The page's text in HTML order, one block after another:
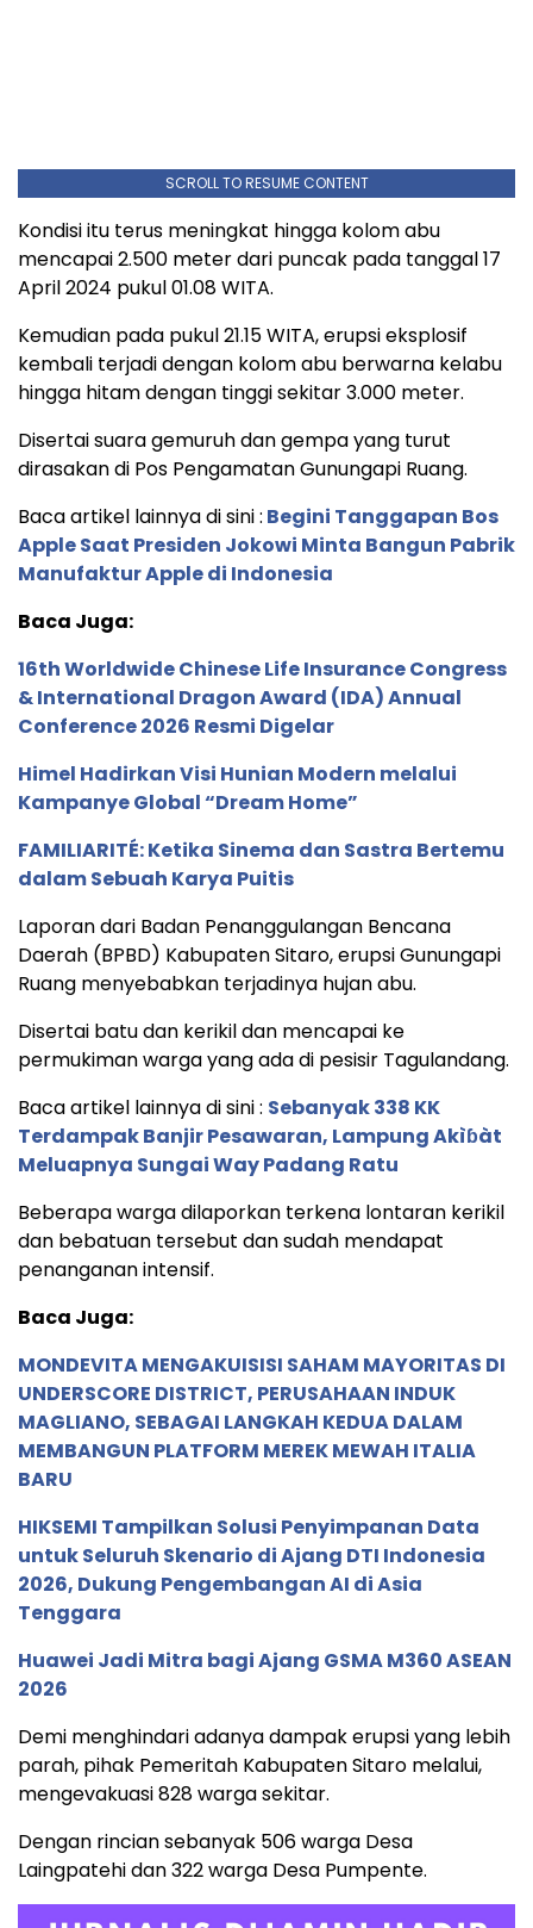
SCROLL TO RESUME CONTENT
Kondisi itu terus meningkat hingga kolom abu
mencapai 2.500 meter dari puncak pada tanggal 17
April 2024 pukul 01.08 WITA.
Kemudian pada pukul 21.15 WITA, erupsi eksplosif
kembali terjadi dengan kolom abu berwarna kelabu
hingga hitam dengan tinggi sekitar 3.000 meter.
Disertai suara gemuruh dan gempa yang turut
dirasakan di Pos Pengamatan Gunungapi Ruang.
Baca artikel lainnya di sini : Begini Tanggapan Bos
Apple Saat Presiden Jokowi Minta Bangun Pabrik
Manufaktur Apple di Indonesia
Baca Juga:
16th Worldwide Chinese Life Insurance Congress
& International Dragon Award (IDA) Annual
Conference 2026 Resmi Digelar
Himel Hadirkan Visi Hunian Modern melalui
Kampanye Global “Dream Home”
FAMILIARITÉ: Ketika Sinema dan Sastra Bertemu
dalam Sebuah Karya Puitis
Laporan dari Badan Penanggulangan Bencana
Daerah (BPBD) Kabupaten Sitaro, erupsi Gunungapi
Ruang menyebabkan terjadinya hujan abu.
Disertai batu dan kerikil dan mencapai ke
permukiman warga yang ada di pesisir Tagulandang.
Baca artikel lainnya di sini : Sebanyak 338 KK
Terdampak Banjir Pesawaran, Lampung Akìɓàt
Meluapnya Sungai Way Padang Ratu
Beberapa warga dilaporkan terkena lontaran kerikil
dan bebatuan tersebut dan sudah mendapat
penanganan intensif.
Baca Juga:
MONDEVITA MENGAKUISISI SAHAM MAYORITAS DI
UNDERSCORE DISTRICT, PERUSAHAAN INDUK
MAGLIANO, SEBAGAI LANGKAH KEDUA DALAM
MEMBANGUN PLATFORM MEREK MEWAH ITALIA
BARU
HIKSEMI Tampilkan Solusi Penyimpanan Data
untuk Seluruh Skenario di Ajang DTI Indonesia
2026, Dukung Pengembangan AI di Asia
Tenggara
Huawei Jadi Mitra bagi Ajang GSMA M360 ASEAN
2026
Demi menghindari adanya dampak erupsi yang lebih
parah, pihak Pemeritah Kabupaten Sitaro melalui,
mengevakuasi 828 warga sekitar.
Dengan rincian sebanyak 506 warga Desa
Laingpatehi dan 322 warga Desa Pumpente.